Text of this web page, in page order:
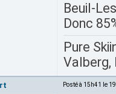
Beuil-
Donc
Pure
Valberg,
Posté à 15h41 le